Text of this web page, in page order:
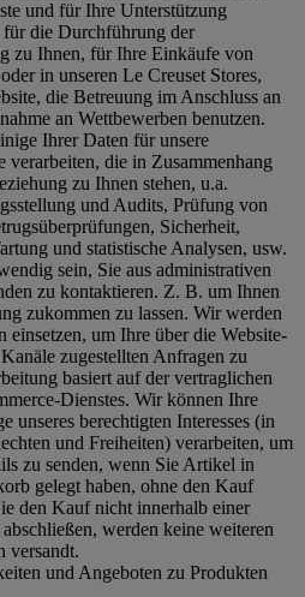
und für Ihre Unterstützung
die Durchführung der
zu Ihnen, für Ihre Einkäufe von
in unseren Le Creuset Stores,
die Betreuung im Anschluss an
an Wettbewerben benutzen.
Ihrer Daten für unsere
verarbeiten, die in Zusammenhang
zu Ihnen stehen, u.a.
und Audits, Prüfung von
Sicherheit,
und statistische Analysen, usw.
sein, Sie aus administrativen
zu kontaktieren. Z. B. um Ihnen
zukommen zu lassen. Wir werden
einsetzen, um Ihre über die Website-
zugestellten Anfragen zu
basiert auf der vertraglichen
Dienstes. Wir können Ihre
unseres berechtigten Interesses (in
und Freiheiten) verarbeiten, um
zu senden, wenn Sie Artikel in
gelegt haben, ohne den Kauf
den Kauf nicht innerhalb einer
werden keine weiteren
versandt.
und Angeboten zu Produkten